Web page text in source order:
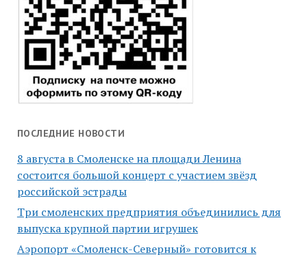
ПОСЛЕДНИЕ НОВОСТИ
8 августа в Смоленске на площади Ленина
состоится большой концерт с участием звёзд
российской эстрады
Три смоленских предприятия объединились для
выпуска крупной партии игрушек
Аэропорт «Смоленск-Северный» готовится к